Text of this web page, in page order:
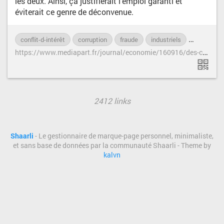
éviterait ce genre de déconvenue.
conflit-d-intérêt corruption fraude industriels
h
ttps://www.mediapart.fr/journal/economie/160916/des-chercheurs-pris-pour-cible-par-le-lobby-agroalimentaire
2412 links
Shaarli - Le gestionnaire de marque-page personnel, minimaliste,
et sans base de données par la communauté Shaarli - Theme by
kalvn